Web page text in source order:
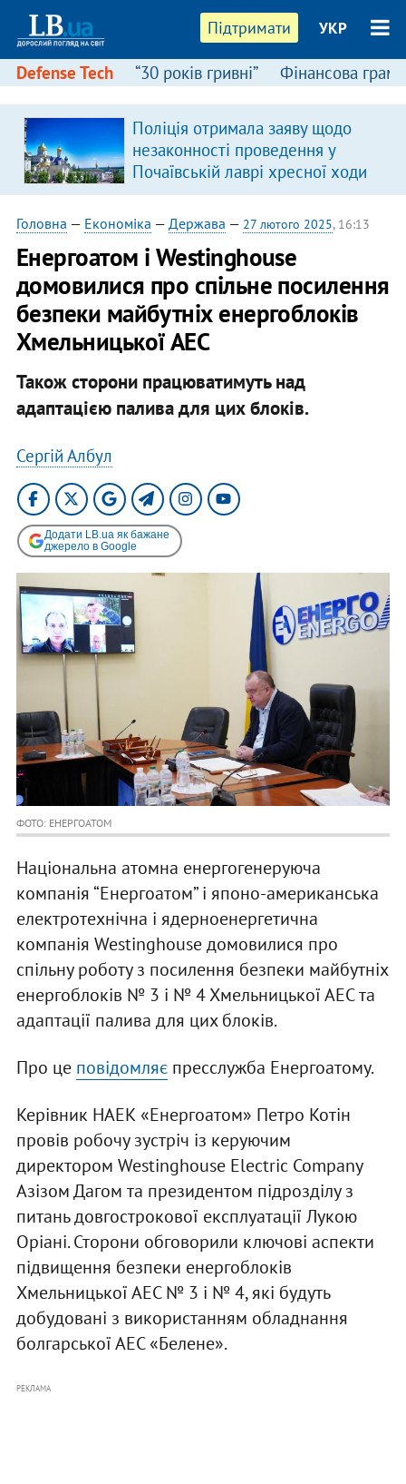
Підтримати УКР
Defense Tech “30 років гривні” Фінансова
Поліція отримала заяву щодо
незаконності проведення у
Почаївській лаврі хресної ходи
Головна — Економіка — Держава — 27 лютого 2025, 16:13
Енергоатом і Westinghouse
домовилися про спільне посилення
безпеки майбутніх енергоблоків
Хмельницької АЕС
Також сторони працюватимуть над
адаптацією палива для цих блоків.
Сергій Албул
Додати LB.ua як бажане
джерело в Google
ФОТО: ЕНЕРГОАТОМ
Національна атомна енергогенеруюча
компанія “Енергоатом” і японо-американська
електротехнічна і ядерноенергетична
компанія Westinghouse домовилися про
спільну роботу з посилення безпеки майбутніх
енергоблоків № 3 і № 4 Хмельницької АЕС та
адаптації палива для цих блоків.
Про це повідомляєпресслужба Енергоатому.
Керівник НАЕК «Енергоатом» Петро Котін
провів робочу зустріч із керуючим
директором Westinghouse Electric Company
Азізом Дагом та президентом підрозділу з
питань довгострокової експлуатації Лукою
Оріані. Сторони обговорили ключові аспекти
підвищення безпеки енергоблоків
Хмельницької АЕС № 3 і № 4, які будуть
добудовані з використанням обладнання
болгарської АЕС «Белене».
РЕКЛАМА